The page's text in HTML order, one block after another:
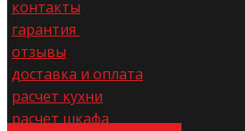
контакты
гарантия
отзывы
доставка и оплата
расчет кухни
расчет шкафа